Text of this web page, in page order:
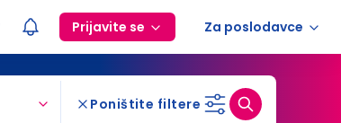
Prijavite se Za poslodavce
Poništite filtere